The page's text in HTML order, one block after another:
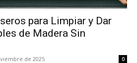
para Limpiar y Dar
de Madera Sin
de 2025 0